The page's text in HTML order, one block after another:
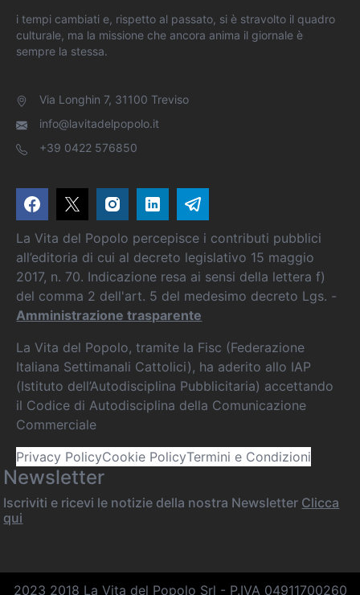
i tempi cambiati e, rispetto al passato, si è stravolto il quadro
culturale, ma la missione che ancora anima il giornale è
sempre la stessa.
Via Longhin 7, 31100 Treviso
info@lavitadelpopolo.it
+39 0422 576850
La Vita del Popolo percepisce i contributi pubblici
all’editoria di cui al decreto legislativo 15 maggio
2017, n. 70. Indicazione resa ai sensi della lettera f)
del comma 2 dell'art. 5 del medesimo decreto Lgs. -
Amministrazione trasparente
La Vita del Popolo, tramite la Fisc (Federazione
Italiana Settimanali Cattolici), ha aderito allo IAP
(Istituto dell’Autodisciplina Pubblicitaria) accettando
il Codice di Autodisciplina della Comunicazione
Commerciale
Privacy PolicyCookie PolicyTermini e Condizioni
Newsletter
Iscriviti e ricevi le notizie della nostra Newsletter Clicca
qui
2023 2018 La Vita del Popolo Srl - P.IVA 04911700260